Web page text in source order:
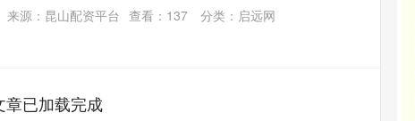
来源：昆山配资平台 查看： 137 分类： 启远网
章已加载完成